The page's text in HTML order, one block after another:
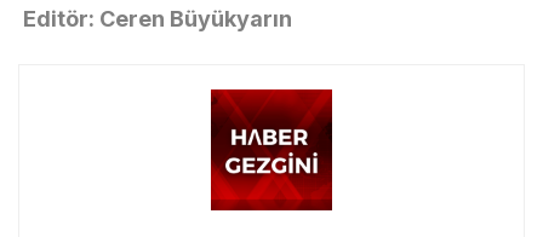
Editör: Ceren Büyükyarın